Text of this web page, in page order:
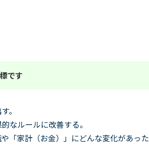
です
。
なルールに改善する。
「家計（お金）」にどんな変化があった